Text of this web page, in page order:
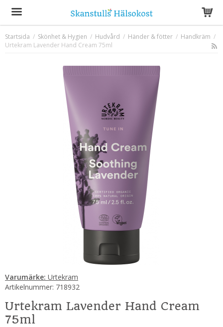
Produkten har blivit tillagd i varukorgen
Startsida / Skönhet & Hygien / Hudvård / Händer & fötter / Handkräm /
Urtekram Lavender Hand Cream 75ml
Varumärke: Urtekram
Artikelnummer: 718932
Urtekram Lavender Hand Cream
75ml